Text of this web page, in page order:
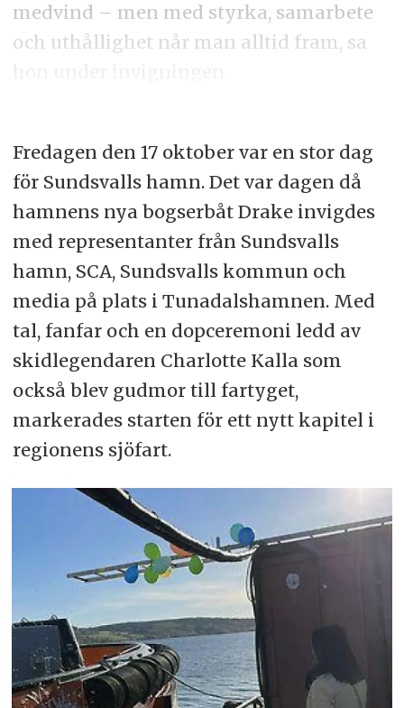
medvind – men med styrka, samarbete
och uthållighet når man alltid fram, sa
Fredagen den 17 oktober var en stor dag
för Sundsvalls hamn. Det var dagen då
hamnens nya bogserbåt Drake invigdes
med representanter från Sundsvalls
hamn, SCA, Sundsvalls kommun och
media på plats i Tunadalshamnen. Med
tal, fanfar och en dopceremoni ledd av
skidlegendaren Charlotte Kalla som
också blev gudmor till fartyget,
markerades starten för ett nytt kapitel i
regionens sjöfart.